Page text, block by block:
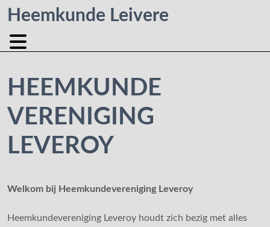
Heemkunde Leivere
HEEMKUNDE
VERENIGING
LEVEROY
Welkom bij Heemkundevereniging Leveroy
Heemkundevereniging Leveroy houdt zich bezig met alles